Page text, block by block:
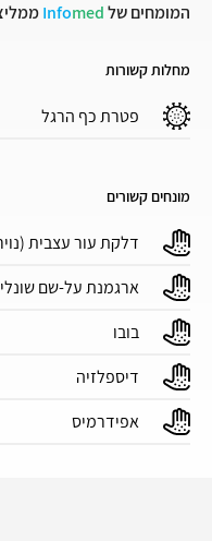
המומחים של Infomed
מחלות קשורות
פטרת כף הרגל
מונחים קשורים
דלקת עור עצבית
ארגמנת על-שם
בובו
דיספלזיה
אפידרמיס